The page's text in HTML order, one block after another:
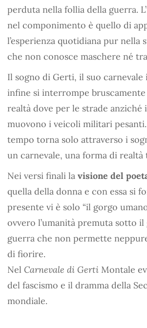
perduta nella follia della guerra.
nel componimento è quello di
l’esperienza quotidiana pur nella
che non conosce maschere né
Il sogno di Gerti, il suo carnevale
infine si interrompe
realtà dove per le strade anziché
muovono i veicoli militari pesanti.
tempo torna solo attraverso i
un carnevale, una forma di realtà
Nei versi finali la visione del
quella della donna e con essa si
presente vi è solo “il gorgo
ovvero l’umanità premuta sotto
guerra che non permette
di fiorire.
Nel Carnevale di Gerti Montale
del fascismo e il dramma della
mondiale.